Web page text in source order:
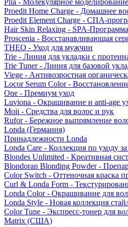
Plia - Молекулярное
Proedit Home Charge - Домашнее
Proedit Element Charge - СПА-
Hair Skin Relaxing - SPA-
Proscenia - Восстанавливающая
THEO - Уход для мужчин
Trie - Линия для укладки с
Trie Tuner - Линия для базовой
Viege - Антивозростная
Locor Serum Color -
One - Премиум уход
Luviona - Окрашивание и anti-age
Moii - Средства для волос и рук
Rufor - Бережное выпрямление
Londa (Германия)
Принадлежности Londa
Londa Care - Коллекция по уходу
Blondes Unlimited - Креативная
Blondoran Blonding Powder -
Color Switch - Оттеночная краска
Curl & Londa Form -
Londa Color - Окрашивание для
Londa Style - Новая коллекция
Color Tune - Экспресс-тонер для
Matrix (США)